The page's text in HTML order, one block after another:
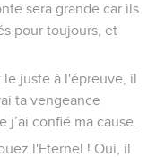
sera grande car ils
pour toujours, et
le juste à l'épreuve, il
ta vengeance
confié ma cause.
l'Eternel ! Oui, il